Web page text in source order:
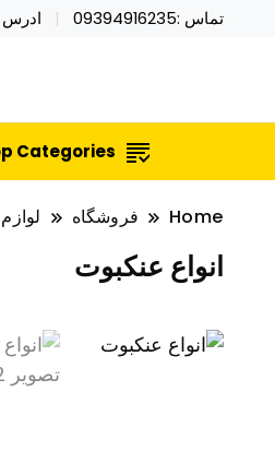
تماس :09394916235 ادرس
نایکر توی فروش
خرید محصولات خاص
Categories
Home فروشگاه
انواع عنکبوت